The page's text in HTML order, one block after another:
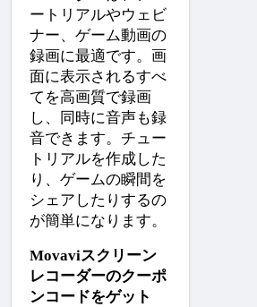
ートリアルやウェビ
ナー、ゲーム動画の
録画に最適です。画
面に表示されるすべ
てを高画質で録画
し、同時に音声も録
音できます。チュー
トリアルを作成した
り、ゲームの瞬間を
シェアしたりするの
が簡単になります。
Movaviスクリーン
レコーダーのクーポ
ンコードをゲット